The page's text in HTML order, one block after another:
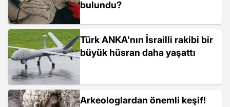
bulundu?
Türk ANKA'nın İsrailli rakibi bir
büyük hüsran daha yaşattı
Arkeologlardan önemli keşif!